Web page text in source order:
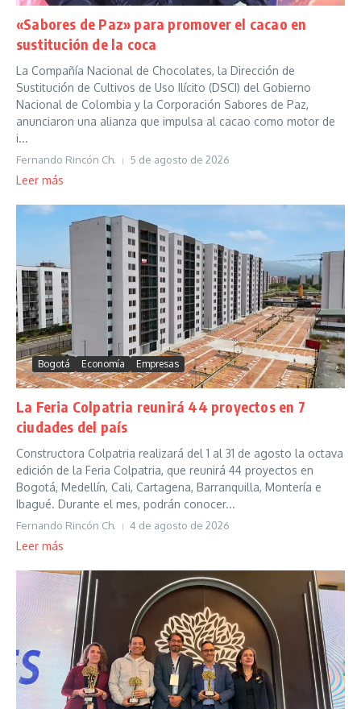
«Sabores de Paz» para promover el cacao en
sustitución de la coca
La Compañía Nacional de Chocolates, la Dirección de
Sustitución de Cultivos de Uso Ilícito (DSCI) del Gobierno
Nacional de Colombia y la Corporación Sabores de Paz,
anunciaron una alianza que impulsa al cacao como motor de
i...
Fernando Rincón Ch. 5 de agosto de 2026
Leer más
Bogotá Economía Empresas
La Feria Colpatria reunirá 44 proyectos en 7
ciudades del país
Constructora Colpatria realizará del 1 al 31 de agosto la octava
edición de la Feria Colpatria, que reunirá 44 proyectos en
Bogotá, Medellín, Cali, Cartagena, Barranquilla, Montería e
Ibagué. Durante el mes, podrán conocer...
Fernando Rincón Ch. 4 de agosto de 2026
Leer más